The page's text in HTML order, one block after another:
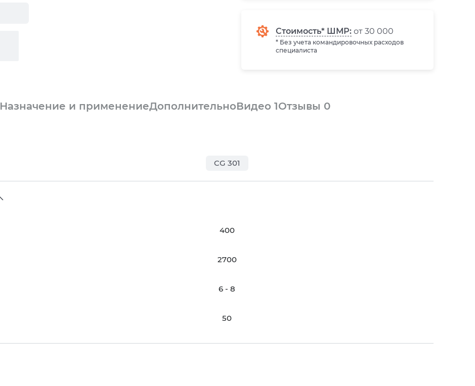
Стоимость* ШМР: от 30 000
* Без учета командировочных расходов
специалиста
Назначение и применениеДополнительноВидео 1Отзывы 0
CG 301
400
2700
6 - 8
50